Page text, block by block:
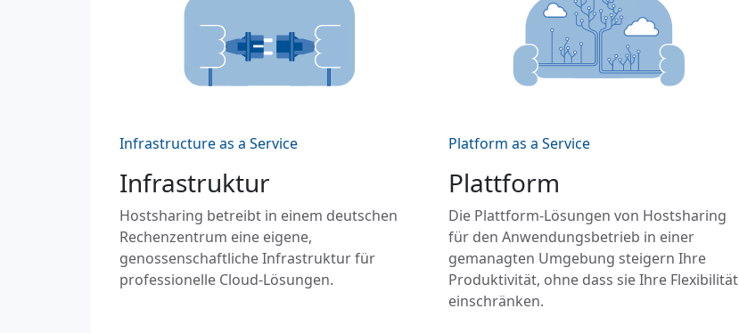
Infrastructure as a Service
Infrastruktur
Hostsharing betreibt in einem deutschen
Rechenzentrum eine eigene,
genossenschaftliche Infrastruktur für
professionelle Cloud-Lösungen.
Platform as a Service
Plattform
Die Plattform-Lösungen von Hostsharing
für den Anwendungsbetrieb in einer
gemanagten Umgebung steigern Ihre
Produktivität, ohne dass sie Ihre Flexibilität
einschränken.